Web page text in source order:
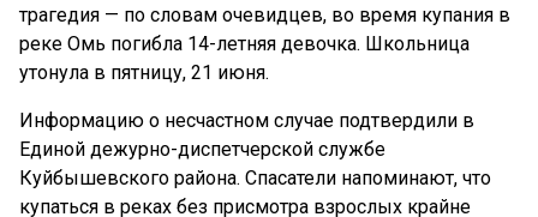
трагедия — по словам очевидцев, во время купания в
реке Омь погибла 14-летняя девочка. Школьница
утонула в пятницу, 21 июня.
Информацию о несчастном случае подтвердили в
Единой дежурно-диспетчерской службе
Куйбышевского района. Спасатели напоминают, что
купаться в реках без присмотра взрослых крайне